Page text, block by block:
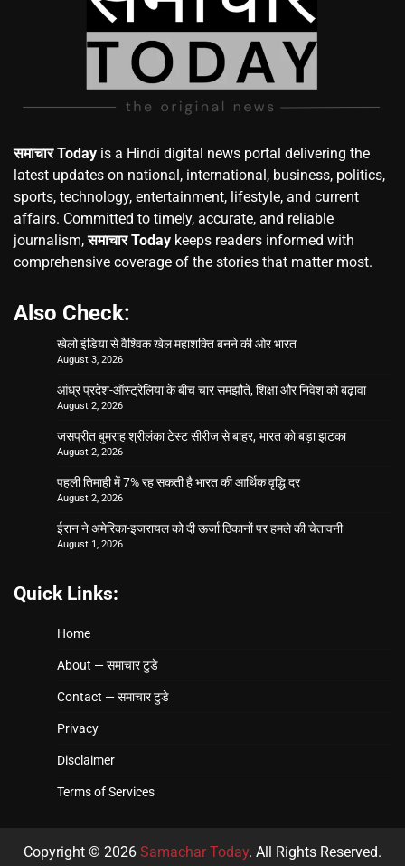
समाचार Today is a Hindi digital news portal delivering the
latest updates on national, international, business, politics,
sports, technology, entertainment, lifestyle, and current
affairs. Committed to timely, accurate, and reliable
journalism,समाचार Today keeps readers informed with
comprehensive coverage of the stories that matter most.
Also Check:
खेलो इंडिया से वैश्विक खेल महाशक्ति बनने की ओर भारत
August 3, 2026
आंध्र प्रदेश-ऑस्ट्रेलिया के बीच चार समझौते, शिक्षा और निवेश को बढ़ावा
August 2, 2026
जसप्रीत बुमराह श्रीलंका टेस्ट सीरीज से बाहर, भारत को बड़ा झटका
August 2, 2026
पहली तिमाही में 7% रह सकती है भारत की आर्थिक वृद्धि दर
August 2, 2026
ईरान ने अमेरिका-इजरायल को दी ऊर्जा ठिकानों पर हमले की चेतावनी
August 1, 2026
Quick Links:
Home
About — समाचार टुडे
Contact — समाचार टुडे
Privacy
Disclaimer
Terms of Services
Copyright © 2026 Samachar Today. All Rights Reserved.